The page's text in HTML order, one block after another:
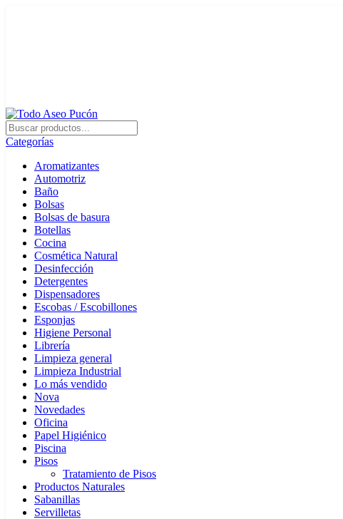
Categorías
Aromatizantes
Automotriz
Baño
Bolsas
Bolsas de basura
Botellas
Cocina
Cosmética Natural
Desinfección
Detergentes
Dispensadores
Escobas / Escobillones
Esponjas
Higiene Personal
Librería
Limpieza general
Limpieza Industrial
Lo más vendido
Nova
Novedades
Oficina
Papel Higiénico
Piscina
Pisos
Tratamiento de Pisos
Productos Naturales
Sabanillas
Servilletas